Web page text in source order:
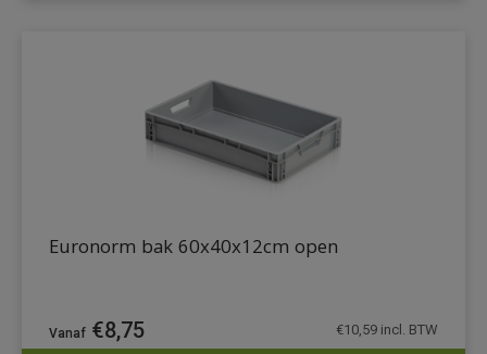
Euronorm bak 60x40x12cm open
€8,75 €10,59 incl. BTW